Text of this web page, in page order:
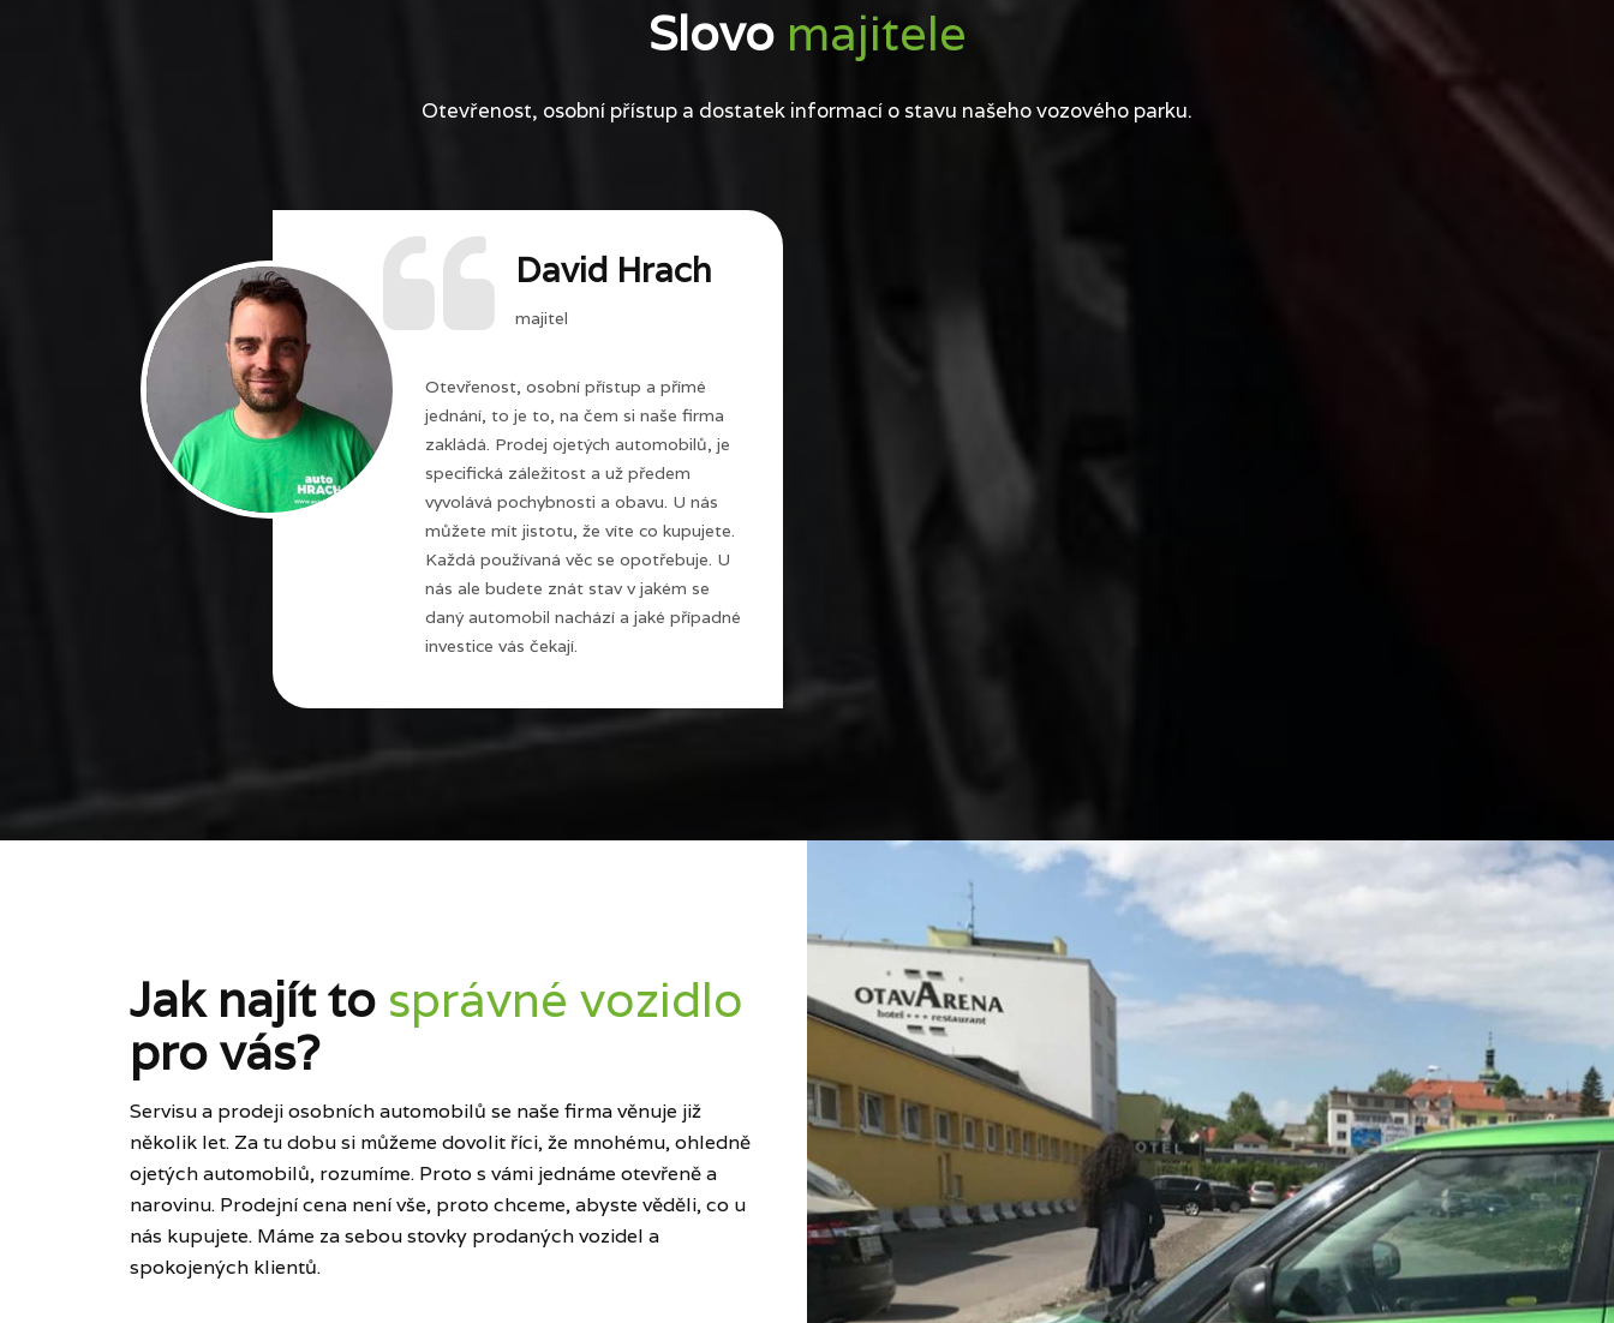
Slovo majitele
Otevřenost, osobní přístup a dostatek informací o stavu našeho vozového parku.
David Hrach
majitel
Otevřenost, osobní přístup a přímé
jednání, to je to, na čem si naše firma
zakládá. Prodej ojetých automobilů, je
specifická záležitost a už předem
vyvolává pochybnosti a obavu. U nás
můžete mít jistotu, že víte co kupujete.
Každá používaná věc se opotřebuje. U
nás ale budete znát stav v jakém se
daný automobil nachází a jaké případné
investice vás čekají.
Jak najít to správné vozidlo
pro vás?
Servisu a prodeji osobních automobilů se naše firma věnuje již
několik let. Za tu dobu si můžeme dovolit říci, že mnohému, ohledně
ojetých automobilů, rozumíme. Proto s vámi jednáme otevřeně a
narovinu. Prodejní cena není vše, proto chceme, abyste věděli, co u
nás kupujete. Máme za sebou stovky prodaných vozidel a
spokojených klientů.